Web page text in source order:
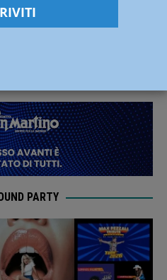
consorzio bonifica
PARTY